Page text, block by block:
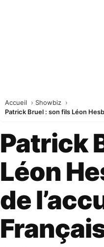
Accueil
Showbiz
Patrick Bruel : son fils Léon
Patrick
Léon
de